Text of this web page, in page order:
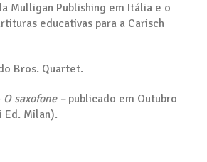
Mulligan Publishing em Itália e o
educativas para a Carisch
Bros. Quartet.
O saxofone –publicado em Outubro
Ed. Milan).